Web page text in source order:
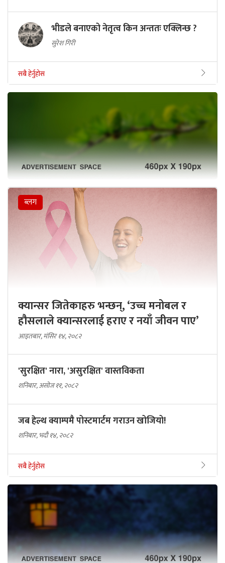
भीडले बनाएको नेतृत्व किन अन्ततः एक्लिन्छ ?
सुरेश गिरी
सबै हेर्नुहोस
ब्लग
क्यान्सर जितेकाहरु भन्छन्, ‘उच्च मनोबल र
हौसलाले क्यान्सरलाई हराए र नयाँ जीवन पाए’
आइतबार, मंसिर १४, २०८२
'सुरक्षित' नारा, 'असुरक्षित' वास्तविकता
शनिबार, असोज ११, २०८२
जब हेल्थ क्याम्पमै पोस्टमार्टम गराउन खोजियो!
शनिबार, भदौ १४, २०८२
सबै हेर्नुहोस